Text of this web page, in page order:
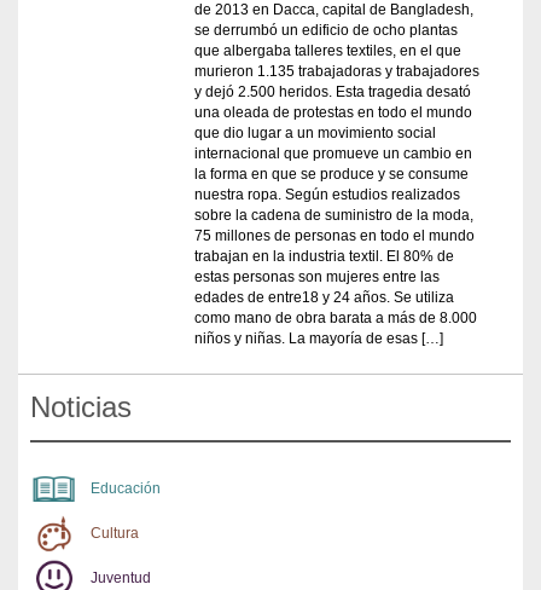
de 2013 en Dacca, capital de Bangladesh,
se derrumbó un edificio de ocho plantas
que albergaba talleres textiles, en el que
murieron 1.135 trabajadoras y trabajadores
y dejó 2.500 heridos. Esta tragedia desató
una oleada de protestas en todo el mundo
que dio lugar a un movimiento social
internacional que promueve un cambio en
la forma en que se produce y se consume
nuestra ropa. Según estudios realizados
sobre la cadena de suministro de la moda,
75 millones de personas en todo el mundo
trabajan en la industria textil. El 80% de
estas personas son mujeres entre las
edades de entre18 y 24 años. Se utiliza
como mano de obra barata a más de 8.000
niños y niñas. La mayoría de esas […]
Noticias
Educación
Cultura
Juventud